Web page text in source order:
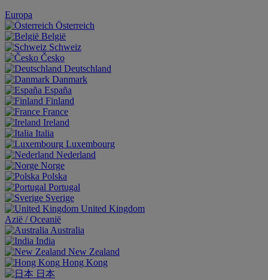
Europa
Österreich
België
Schweiz
Česko
Deutschland
Danmark
España
Finland
France
Ireland
Italia
Luxembourg
Nederland
Norge
Polska
Portugal
Sverige
United Kingdom
Aziё / Oceaniё
Australia
India
New Zealand
Hong Kong
日本